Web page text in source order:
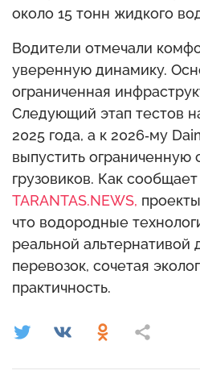
около 15 тонн жидкого
Водители отмечали
уверенную динамику.
ограниченная
Следующий этап тестов
2025 года, а к 2026‑му
выпустить ограниченную
грузовиков. Как
TARANTAS.NEWS,
что водородные
реальной альтернативой
перевозок, сочетая
практичность.